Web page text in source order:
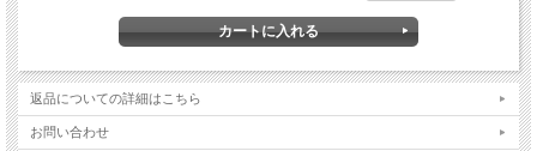
返品についての詳細はこちら
お問い合わせ